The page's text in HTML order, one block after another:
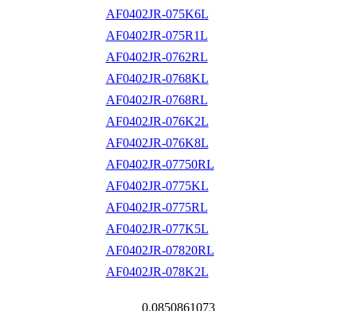
AF0402JR-075K6L
AF0402JR-075R1L
AF0402JR-0762RL
AF0402JR-0768KL
AF0402JR-0768RL
AF0402JR-076K2L
AF0402JR-076K8L
AF0402JR-07750RL
AF0402JR-0775KL
AF0402JR-0775RL
AF0402JR-077K5L
AF0402JR-07820RL
AF0402JR-078K2L
0.0850861073